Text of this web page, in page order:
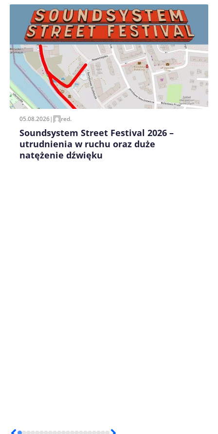
Zapamiętaj moje dane w tej przeglądarce podczas
pisania kolejnych komentarzy.
05.08.2026| red.
Soundsystem Street Festival 2026 –
utrudnienia w ruchu oraz duże
natężenie dźwięku